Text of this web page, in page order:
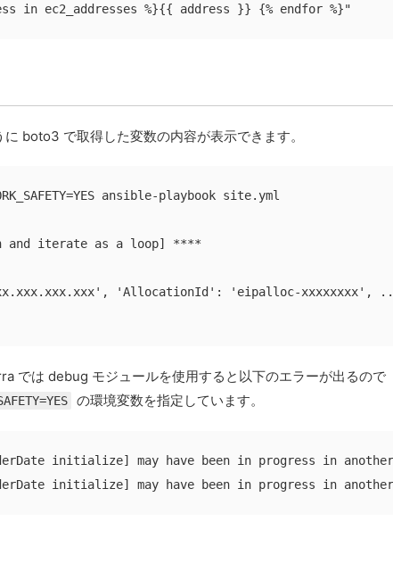
in ec2_addresses %}{{ address }} {% endfor %}"
boto3 で取得した変数の内容が表示できます。
ansible-playbook site.yml
and iterate as a loop] ****
'AllocationId': 'eipalloc-xxxxxxxx',
では debug モジュールを使用すると以下のエラーが出るので
の環境変数を指定しています。
initialize] may have been in progress in
initialize] may have been in progress in